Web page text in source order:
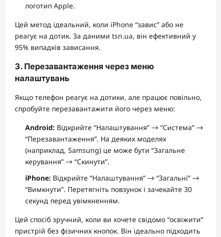
логотип Apple.
Цей метод ідеальний, коли iPhone “завис” або не
реагує на дотик. За даними tsn.ua, він ефективний у
95% випадків зависання.
3. Перезавантаження через меню
налаштувань
Якщо телефон реагує на дотики, але працює повільно,
спробуйте перезавантажити його через меню:
Android: Відкрийте “Налаштування” → “Система” →
“Перезавантаження”. На деяких моделях
(наприклад, Samsung) це може бути “Загальне
керування” → “Скинути”.
iPhone: Відкрийте “Налаштування” → “Загальні” →
“Вимкнути”. Перетягніть повзунок і зачекайте 30
секунд перед увімкненням.
Цей спосіб зручний, коли ви хочете свідомо “освіжити”
пристрій без фізичних кнопок. Він ідеально підходить